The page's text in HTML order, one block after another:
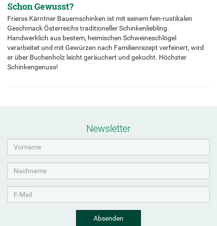
Schon Gewusst?
Frierss Kärntner Bauernschinken ist mit seinem fein-rustikalen
Geschmack Österreichs traditioneller Schinkenliebling.
Handwerklich aus bestem, heimischen Schweineschlögel
verarbeitet und mit Gewürzen nach Familienrezept verfeinert, wird
er über Buchenholz leicht geräuchert und gekocht. Höchster
Schinkengenuss!
Newsletter
Absenden